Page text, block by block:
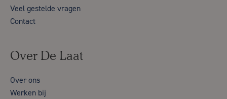
Veel gestelde vragen
Contact
Over De Laat
Over ons
Werken bij